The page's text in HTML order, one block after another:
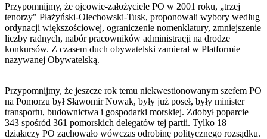
Przypomnijmy, że ojcowie-założyciele PO w 2001 roku, „trzej
tenorzy" Płażyński-Olechowski-Tusk, proponowali wybory według
ordynacji większościowej, ograniczenie nomenklatury, zmniejszenie
liczby radnych, nabór pracowników administracji na drodze
konkursów. Z czasem duch obywatelski zamierał w Platformie
nazywanej Obywatelską.
Przypomnijmy, że jeszcze rok temu niekwestionowanym szefem PO
na Pomorzu był Sławomir Nowak, były już poseł, były minister
transportu, budownictwa i gospodarki morskiej. Zdobył poparcie
343 spośród 361 pomorskich delegatów tej partii. Tylko 18
działaczy PO zachowało wówczas odrobinę politycznego rozsądku.